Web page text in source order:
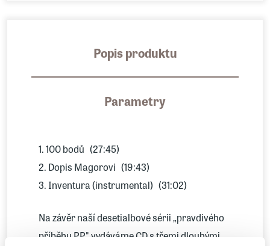
Popis produktu
Parametry
1. 100 bodů (27:45)
2. Dopis Magorovi (19:43)
3. Inventura (instrumental) (31:02)
Na závěr naší desetialbové sérii „pravdivého
příběhu PP" vydáváme CD s třemi dlouhými